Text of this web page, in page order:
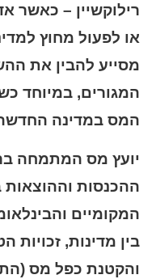
רילוקשיין – כאשר
או לפעול מחוץ
מסייע להבין את
המגורים, במיוחד
המס במדינה
יועץ מס המתמחה
ההכנסות
המקומיים
בין מדינות,
והקטנת כפל מס